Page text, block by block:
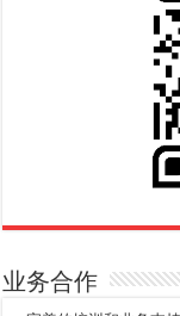
业务合作